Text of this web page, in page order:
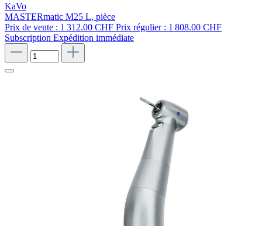
KaVo
MASTERmatic M25 L, pièce
Prix de vente : 1 312.00 CHF Prix régulier : 1 808.00 CHF
Subscription Expédition immédiate